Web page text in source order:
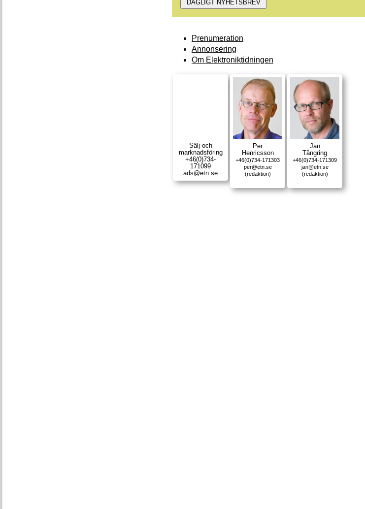
Prenumeration
Annonsering
Om Elektroniktidningen
Sälj och
marknads­föring
+46(0)734-
171099
ads@etn.se
Per
Henricsson
+46(0)734-171303
per@etn.se
(redaktion)
Jan
Tångring
+46(0)734-171309
jan@etn.se
(redaktion)